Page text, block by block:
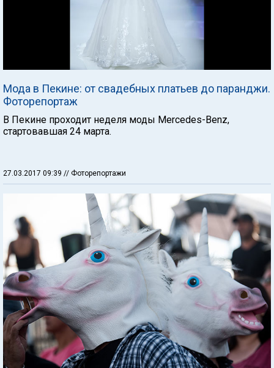
Мода в Пекине: от свадебных платьев до паранджи.
Фоторепортаж
В Пекине проходит неделя моды Mercedes-Benz,
стартовавшая 24 марта.
27.03.2017 09:39 // Фоторепортажи